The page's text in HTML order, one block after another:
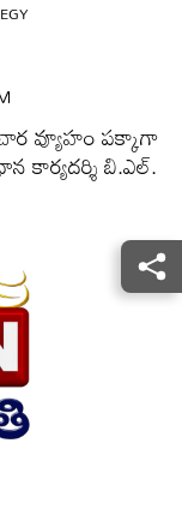
వ్యూహం పక్కాగా
కార్యదర్శి బి.ఎల్‌.